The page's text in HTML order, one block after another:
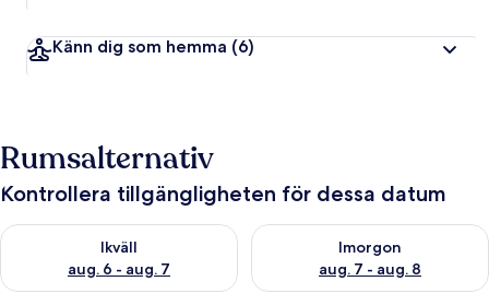
Känn dig som hemma (6)
Rumsalternativ
Kontrollera tillgängligheten för dessa datum
Ikväll
aug. 6 - aug. 7
Kontrollera tillgängligheten för ikväll aug. 6 - aug. 7
Imorgon
aug. 7 - aug. 8
Kontrollera tillgängligheten